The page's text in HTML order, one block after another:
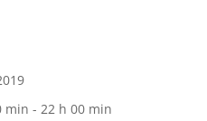
min - 22 h 00 min